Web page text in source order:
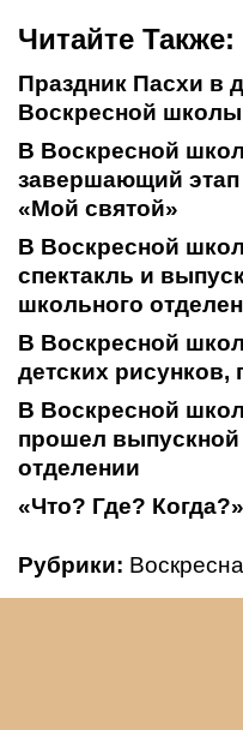
Читайте Также:
Праздник Пасхи в
Воскресной школы
В Воскресной
завершающий
«Мой святой»
В Воскресной
спектакль и
школьного
В Воскресной
детских
В Воскресной
прошел
отделении
«Что? Где?
Рубрики: